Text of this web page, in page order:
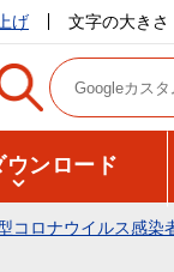
げ 文字の大きさ
ウンロード
コロナウイルス感染